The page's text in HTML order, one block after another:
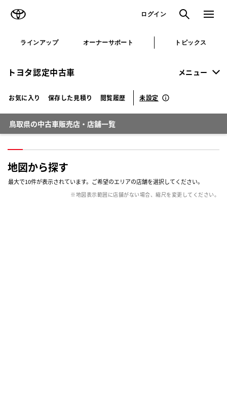
ログイン 検索 メニュ
ラインアップ オーナーサポート トピックス
トヨタ認定中古車 メニュー
お気に入り 保存した見積り 閲覧履歴 未設定
鳥取県の中古車販売店・店舗一覧
地図から探す
最大で10件が表示されています。ご希望のエリアの店舗を選択してください。
※地図表示範囲に店舗がない場合、縮尺を変更してください。